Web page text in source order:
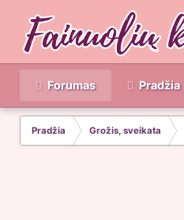
Forumas Pradžia
Pradžia Grožis, sveikata